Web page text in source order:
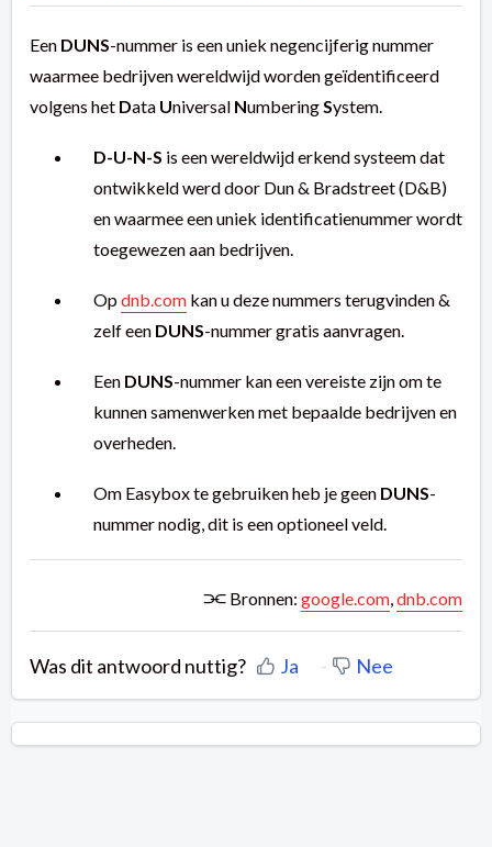
Een DUNS-nummer is een uniek negencijferig nummer
waarmee bedrijven wereldwijd worden geïdentificeerd
volgens het Data Universal NumberingSystem.
D-U-N-S is een wereldwijd erkend systeem dat
ontwikkeld werd door Dun & Bradstreet (D&B)
en waarmee een uniek identificatienummer wordt
toegewezen aan bedrijven.
Opdnb.com kan u deze nummers terugvinden &
zelf een DUNS-nummer gratis aanvragen.
Een DUNS-nummer kan een vereiste zijn om te
kunnen samenwerken met bepaalde bedrijven en
overheden.
Om Easybox te gebruiken heb je geen DUNS-
nummer nodig, dit is een optioneel veld.
⫘ Bronnen: google.com dnb.com
Was dit antwoord nuttig? Ja Nee